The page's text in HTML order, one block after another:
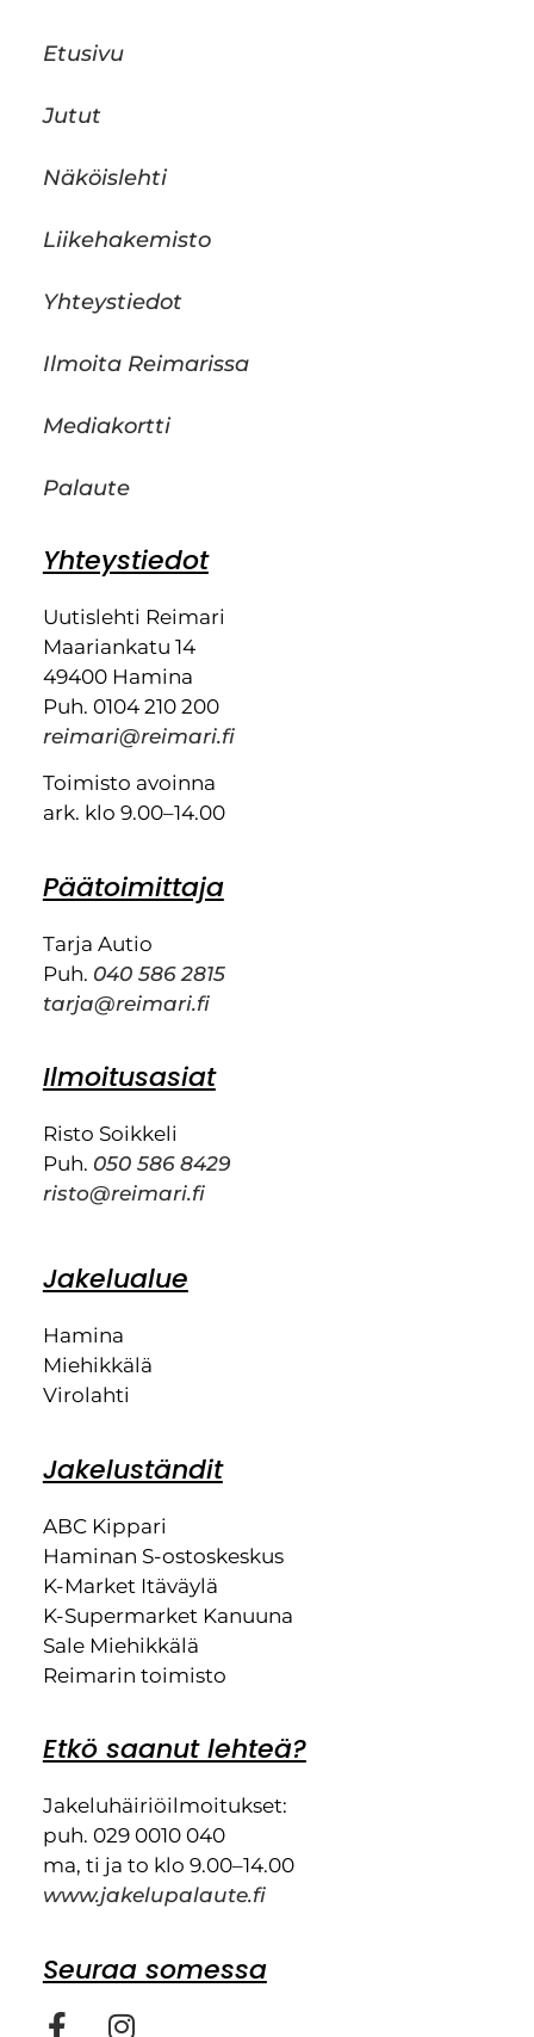
Etusivu
Jutut
Näköislehti
Liikehakemisto
Yhteystiedot
Ilmoita Reimarissa
Mediakortti
Palaute
Yhteystiedot
Uutislehti Reimari
Maariankatu 14
49400 Hamina
Puh. 0104 210 200
reimari@reimari.fi
Toimisto avoinna
ark. klo 9.00–14.00
Päätoimittaja
Tarja Autio
Puh. 040 586 2815
tarja@reimari.fi
Ilmoitusasiat
Risto Soikkeli
Puh. 050 586 8429
risto@reimari.fi
Jakelualue
Hamina
Miehikkälä
Virolahti
Jakeluständit
ABC Kippari
Haminan S-ostoskeskus
K-Market Itäväylä
K-Supermarket Kanuuna
Sale Miehikkälä
Reimarin toimisto
Etkö saanut lehteä?
Jakeluhäiriöilmoitukset:
puh. 029 0010 040
ma, ti ja to klo 9.00–14.00
www.jakelupalaute.fi
Seuraa somessa